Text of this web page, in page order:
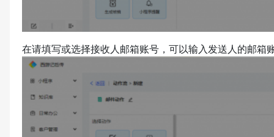
在请填写或选择接收人邮箱账号，可以输入发送人的邮箱